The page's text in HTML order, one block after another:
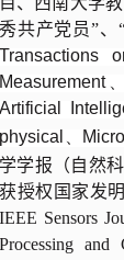
秀共产党员”、
Transactions
Measurement
Artificial
physical、
学学报（自然
获授权国家发
IEEE Sensors
Processing